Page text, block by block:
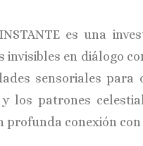
INSTANTE es una
invisibles en diálogo
sensoriales
y los patrones
profunda conexión